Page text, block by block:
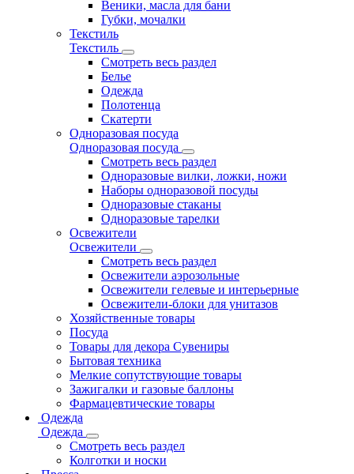
Веники, масла для бани
Губки, мочалки
Текстиль
Текстиль
Смотреть весь раздел
Белье
Одежда
Полотенца
Скатерти
Одноразовая посуда
Одноразовая посуда
Смотреть весь раздел
Одноразовые вилки, ложки, ножи
Наборы одноразовой посуды
Одноразовые стаканы
Одноразовые тарелки
Освежители
Освежители
Смотреть весь раздел
Освежители аэрозольные
Освежители гелевые и интерьерные
Освежители-блоки для унитазов
Хозяйственные товары
Посуда
Товары для декора Сувениры
Бытовая техника
Мелкие сопутствующие товары
Зажигалки и газовые баллоны
Фармацевтические товары
Одежда
Одежда
Смотреть весь раздел
Колготки и носки